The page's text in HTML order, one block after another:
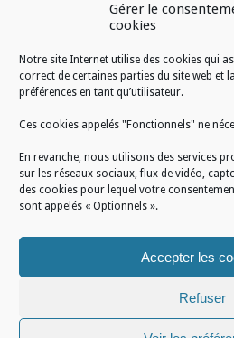
Gérer le
cookies
Notre site Internet utilise des cookies qui
correct de certaines parties du site web et
préférences en tant qu’utilisateur.
Ces cookies appelés "Fonctionnels" ne
En revanche, nous utilisons des services
sur les réseaux sociaux, flux de vidéo,
des cookies pour lequel votre
sont appelés « Optionnels ».
Accepter les
Refuser
RÉALISATION